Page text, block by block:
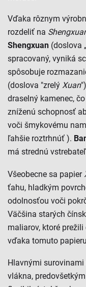
Vďaka rôznym
rozdeliť na
Shengxuan (doslova
spracovaný, vyniká
spôsobuje
(doslova "zrelý Xuan
draselný kamenec,
zníženú schopnosť
voči šmykovému
ľahšie roztrhnúť ).
má strednú
Všeobecne sa papier
ťahu, hladkým
odolnosťou voči
Väčšina starých
maliarov, ktoré
vďaka tomuto
Hlavnými
vlákna,